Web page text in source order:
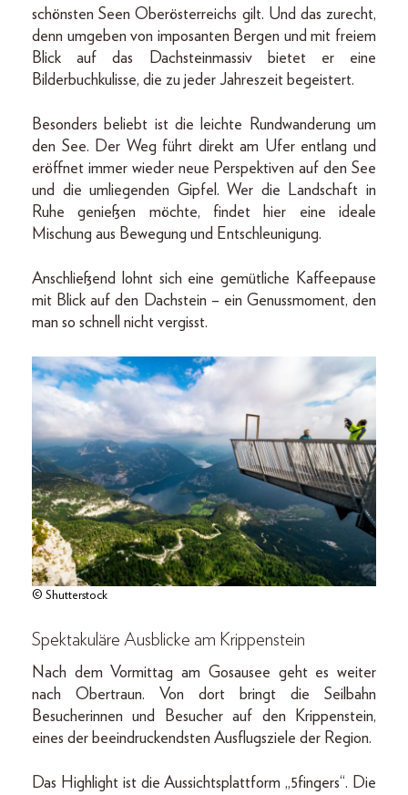
schönsten Seen Oberösterreichs gilt. Und das zurecht,
denn umgeben von imposanten Bergen und mit freiem
Blick auf das Dachsteinmassiv bietet er eine
Bilderbuchkulisse, die zu jeder Jahreszeit begeistert.
Besonders beliebt ist die leichte Rundwanderung um
den See. Der Weg führt direkt am Ufer entlang und
eröffnet immer wieder neue Perspektiven auf den See
und die umliegenden Gipfel. Wer die Landschaft in
Ruhe genießen möchte, findet hier eine ideale
Mischung aus Bewegung und Entschleunigung.
Anschließend lohnt sich eine gemütliche Kaffeepause
mit Blick auf den Dachstein – ein Genussmoment, den
man so schnell nicht vergisst.
© Shutterstock
Spektakuläre Ausblicke am Krippenstein
Nach dem Vormittag am Gosausee geht es weiter
nach Obertraun. Von dort bringt die Seilbahn
Besucherinnen und Besucher auf den Krippenstein,
eines der beeindruckendsten Ausflugsziele der Region.
Das Highlight ist die Aussichtsplattform „5fingers“. Die